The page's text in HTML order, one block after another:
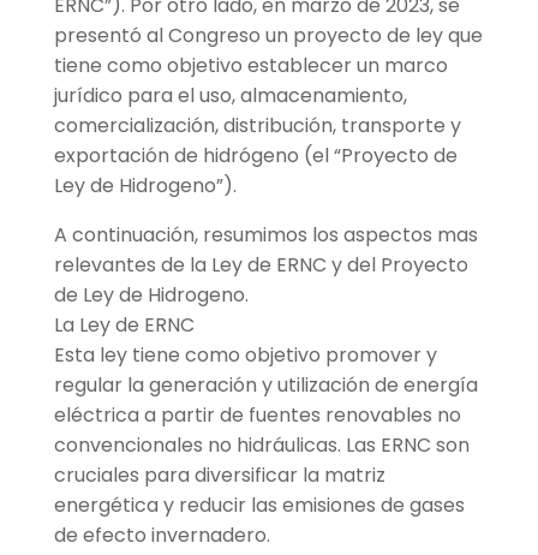
ERNC”). Por otro lado, en marzo de 2023, se
presentó al Congreso un proyecto de ley que
tiene como objetivo establecer un marco
jurídico para el uso, almacenamiento,
comercialización, distribución, transporte y
exportación de hidrógeno (el “Proyecto de
Ley de Hidrogeno”).
A continuación, resumimos los aspectos mas
relevantes de la Ley de ERNC y del Proyecto
de Ley de Hidrogeno.
La Ley de ERNC
Esta ley tiene como objetivo promover y
regular la generación y utilización de energía
eléctrica a partir de fuentes renovables no
convencionales no hidráulicas. Las ERNC son
cruciales para diversificar la matriz
energética y reducir las emisiones de gases
de efecto invernadero.